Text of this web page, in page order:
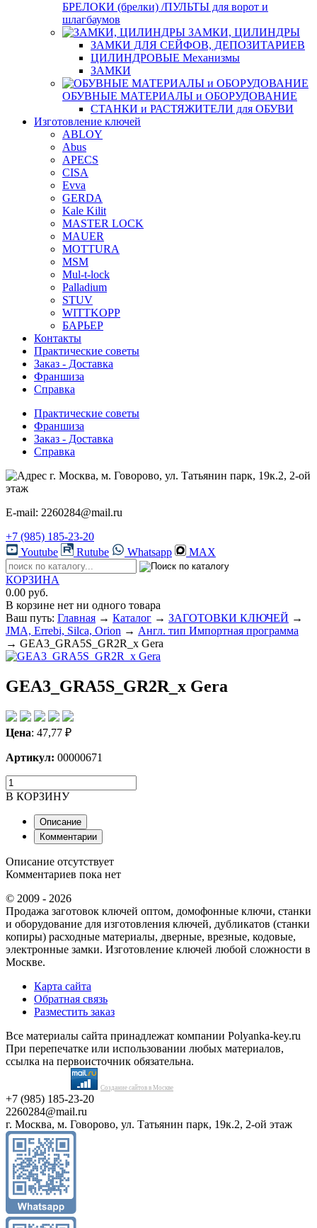
БРЕЛОКИ (брелки) /ПУЛЬТЫ для ворот и
шлагбаумов
ЗАМКИ, ЦИЛИНДРЫ
ЗАМКИ ДЛЯ СЕЙФОВ, ДЕПОЗИТАРИЕВ
ЦИЛИНДРОВЫЕ Механизмы
ЗАМКИ
ОБУВНЫЕ МАТЕРИАЛЫ и ОБОРУДОВАНИЕ
СТАНКИ и РАСТЯЖИТЕЛИ для ОБУВИ
Изготовление ключей
ABLOY
Abus
APECS
CISA
Evva
GERDA
Kale Kilit
MASTER LOCK
MAUER
MOTTURA
MSM
Mul-t-lock
Palladium
STUV
WITTKOPP
БАРЬЕР
Контакты
Практические советы
Заказ - Доставка
Франшиза
Справка
Практические советы
Франшиза
Заказ - Доставка
Справка
г. Москва, м. Говорово, ул. Татьянин парк, 19к.2, 2-ой
этаж
E-mail: 2260284@mail.ru
+7 (985) 185-23-20
Youtube
Rutube Whatsapp MAX
КОРЗИНА
0.00 руб.
В корзине нет ни одного товара
Ваш путь: Главная → Каталог → ЗАГОТОВКИ КЛЮЧЕЙ →
JMA, Errebi, Silca, Orion → Англ. тип Импортная программа
→ GEA3_GRA5S_GR2R_x Gera
GEA3_GRA5S_GR2R_x Gera
Цена: 47,77 ₽
Артикул: 00000671
В КОРЗИНУ
Описание
Комментарии
Описание отсутствует
Комментариев пока нет
© 2009 - 2026
Продажа заготовок ключей оптом, домофонные ключи, станки
и оборудование для изготовления ключей, дубликатов (станки
копиры) расходные материалы, дверные, врезные, кодовые,
электронные замки. Изготовление ключей любой сложности в
Москве.
Карта сайта
Обратная связь
Разместить заказ
Все материалы сайта принадлежат компании Polyanka-key.ru
При перепечатке или использовании любых материалов,
ссылка на первоисточник обязательна.
Создание сайтов в Москве
+7 (985) 185-23-20
2260284@mail.ru
г. Москва, м. Говорово, ул. Татьянин парк, 19к.2, 2-ой этаж